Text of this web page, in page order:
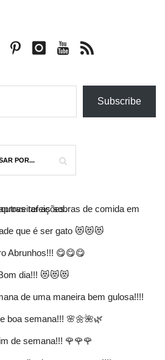
Subscribe